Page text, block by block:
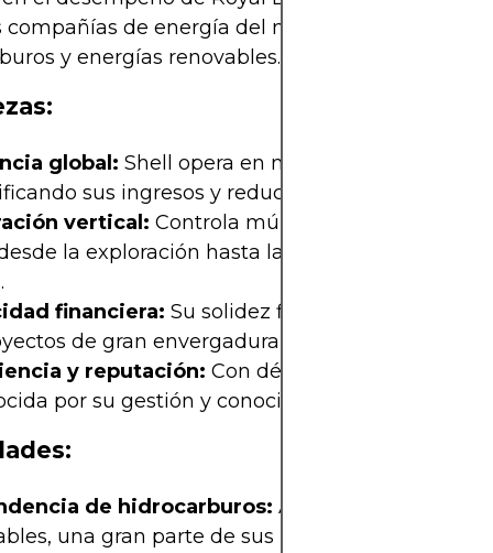
compañías de energía del mundo, en el sector
y energías renovables.
global: Shell opera en numerosos países,
sus ingresos y reduciendo riesgos
vertical: Controla múltiples etapas de la
la exploración hasta la distribución, lo que
financiera: Su solidez financiera le permite
de gran envergadura y en la transición
y reputación: Con décadas de trayectoria,
por su gestión y conocimiento del sector.
de hidrocarburos: A pesar de sus
una gran parte de sus ingresos proviene del